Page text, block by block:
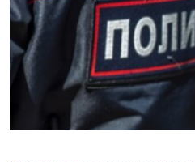
СОВЕТЫ ПРАВОЗАЩИТНИКОВ
ПРОПАВШИЕ БЕЗ ВЕСТИ
ПОБЕДИТЕЛЕЙ НЕ СУДЯТ?
КРЫМ.НЕПОКОРЕННЫЙ
Qırımtatar
ПРИСОЕДИНЯЙТЕСЬ!